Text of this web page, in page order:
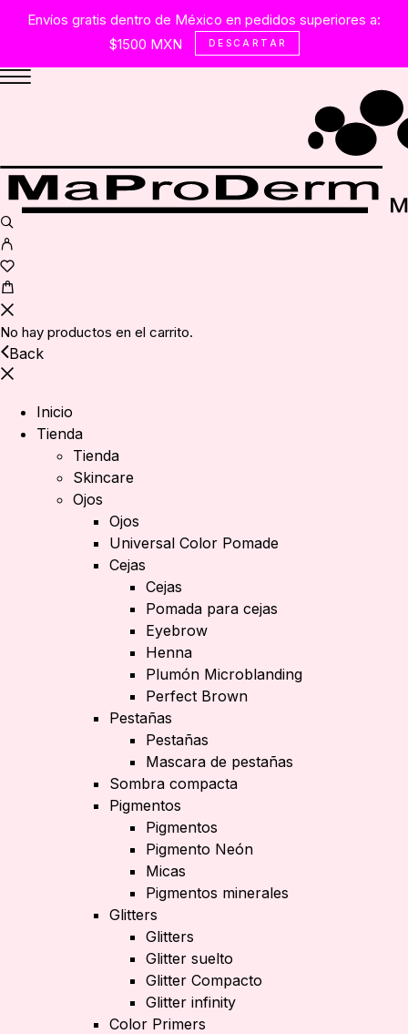
Envíos gratis dentro de México en pedidos superiores a:
$1500 MXN
DESCARTAR
No hay productos en el carrito.
Back
Inicio
Tienda
Tienda
Skincare
Ojos
Ojos
Universal Color Pomade
Cejas
Cejas
Pomada para cejas
Eyebrow
Henna
Plumón Microblanding
Perfect Brown
Pestañas
Pestañas
Mascara de pestañas
Sombra compacta
Pigmentos
Pigmentos
Pigmento Neón
Micas
Pigmentos minerales
Glitters
Glitters
Glitter suelto
Glitter Compacto
Glitter infinity
Color Primers